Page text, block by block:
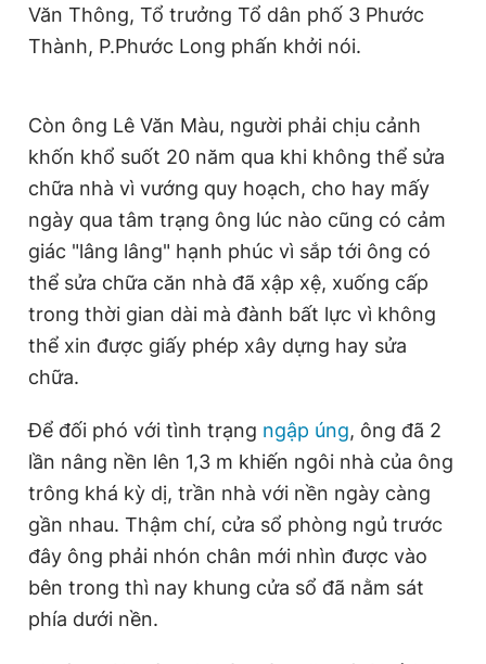
Văn Thông, Tổ trưởng Tổ dân phố 3 Phước
Thành, P.Phước Long phấn khởi nói.
Còn ông Lê Văn Màu, người phải chịu cảnh
khốn khổ suốt 20 năm qua khi không thể sửa
chữa nhà vì vướng quy hoạch, cho hay mấy
ngày qua tâm trạng ông lúc nào cũng có cảm
giác "lâng lâng" hạnh phúc vì sắp tới ông có
thể sửa chữa căn nhà đã xập xệ, xuống cấp
trong thời gian dài mà đành bất lực vì không
thể xin được giấy phép xây dựng hay sửa
chữa.
Để đối phó với tình trạng ngập úng, ông đã 2
lần nâng nền lên 1,3 m khiến ngôi nhà của ông
trông khá kỳ dị, trần nhà với nền ngày càng
gần nhau. Thậm chí, cửa sổ phòng ngủ trước
đây ông phải nhón chân mới nhìn được vào
bên trong thì nay khung cửa sổ đã nằm sát
phía dưới nền.